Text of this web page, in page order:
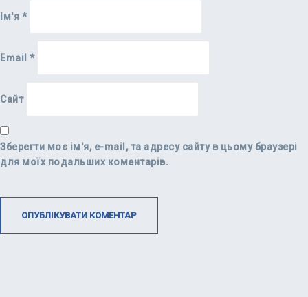
Ім'я *
Email *
Сайт
Зберегти моє ім'я, e-mail, та адресу сайту в цьому браузері
для моїх подальших коментарів.